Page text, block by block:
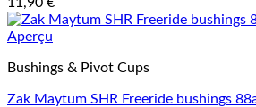
Aperçu
Bushings & Pivot Cups
Zak Maytum SHR Freeride bushings